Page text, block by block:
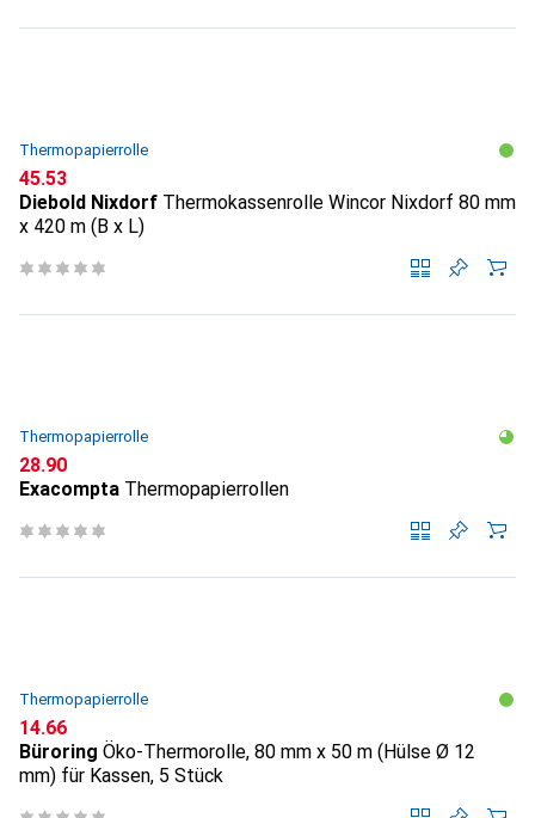
Thermopapierrolle
CHF
45.53
Diebold Nixdorf Thermokassenrolle Wincor Nixdorf 80 mm
x 420 m (B x L)
Thermopapierrolle
CHF
28.90
Exacompta Thermopapierrollen
Thermopapierrolle
CHF
14.66
Büroring Öko-Thermorolle, 80 mm x 50 m (Hülse Ø 12
mm) für Kassen, 5 Stück